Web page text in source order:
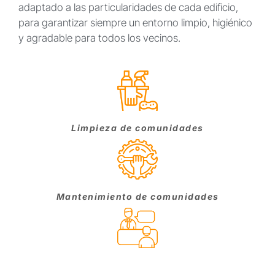
adaptado a las particularidades de cada edificio,
para garantizar siempre un entorno limpio, higiénico
y agradable para todos los vecinos.
Limpieza de comunidades
Mantenimiento de comunidades